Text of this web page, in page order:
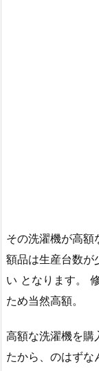
その洗濯機が高額
額品は生産台数
い となります。
ため当然高額。
高額な洗濯機を購
たから、のはずな